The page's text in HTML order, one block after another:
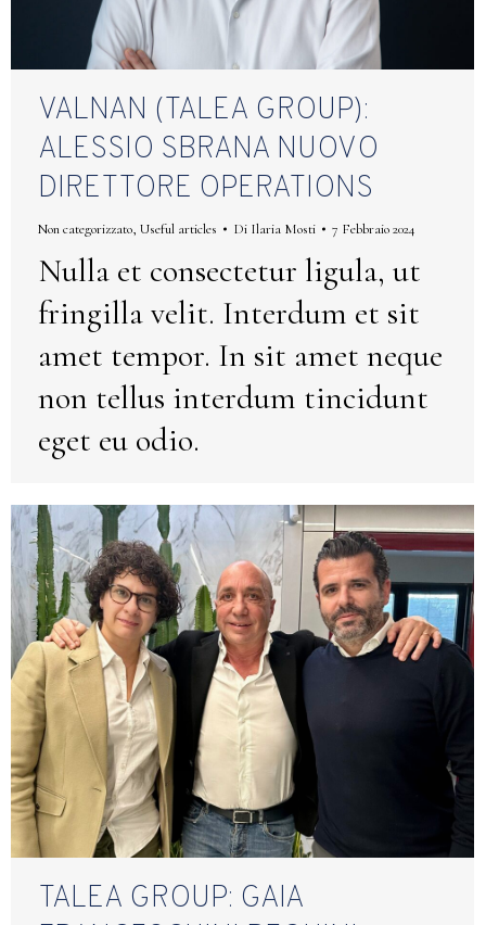
VALNAN (TALEA GROUP):
ALESSIO SBRANA NUOVO
DIRETTORE OPERATIONS
Non categorizzato, Useful articles Di Ilaria Mosti 7 Febbraio 2024
Nulla et consectetur ligula, ut
fringilla velit. Interdum et sit
amet tempor. In sit amet neque
non tellus interdum tincidunt
eget eu odio.
TALEA GROUP: GAIA